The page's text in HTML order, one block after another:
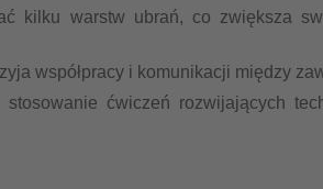
kilku warstw ubrań, co zwiększa
współpracy i komunikacji między
ćwiczeń rozwijających